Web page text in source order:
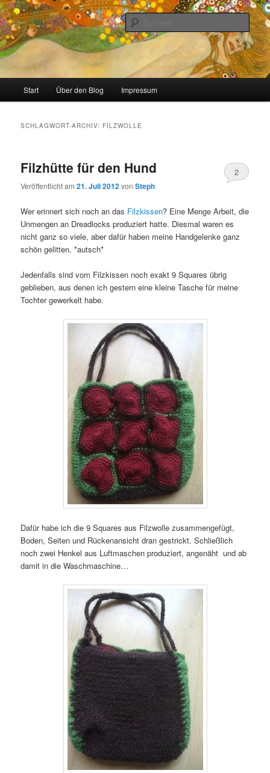
Zum
primären
Inhalt
springen
Zum
sekundären
Inhalt
springenmeinzigartig
Stricken, Nähen und alles was man selber machen kann
Start Über den Blog Impressum
SCHLAGWORT-ARCHIV: FILZWOLLE
Filzhütte für den Hund
Veröffentlicht am21. Juli 2012vonSteph
2
Wer erinnert sich noch an das Filzkissen? Eine Menge Arbeit, die
Unmengen an Dreadlocks produziert hatte. Diesmal waren es
nicht ganz so viele, aber dafür haben meine Handgelenke ganz
schön gelitten. *autsch*
Jedenfalls sind vom Filzkissen noch exakt 9 Squares übrig
geblieben, aus denen ich gestern eine kleine Tasche für meine
Tochter gewerkelt habe.
Dafür habe ich die 9 Squares aus Filzwolle zusammengefügt,
Boden, Seiten und Rückenansicht dran gestrickt. Schließlich
noch zwei Henkel aus Luftmaschen produziert, angenäht und ab
damit in die Waschmaschine…